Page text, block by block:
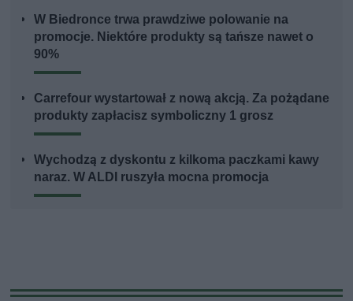
W Biedronce trwa prawdziwe polowanie na
promocje. Niektóre produkty są tańsze nawet o
90%
Carrefour wystartował z nową akcją. Za pożądane
produkty zapłacisz symboliczny 1 grosz
Wychodzą z dyskontu z kilkoma paczkami kawy
naraz. W ALDI ruszyła mocna promocja